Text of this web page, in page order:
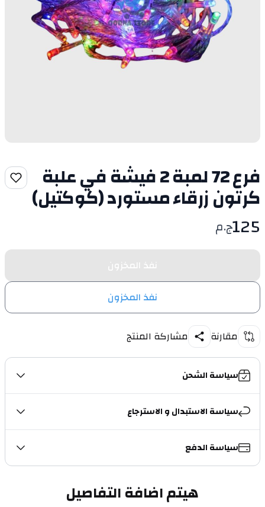
فرع 72 لمبة 2 فيشة في علبة
كرتون زرقاء مستورد (كوكتيل)
125ج.م
نفذ المخزون
نفذ المخزون
مقارنة مشاركة المنتج
سياسة الشحن
سياسة الاستبدال و الاسترجاع
سياسة الدفع
هيتم اضافة التفاصيل